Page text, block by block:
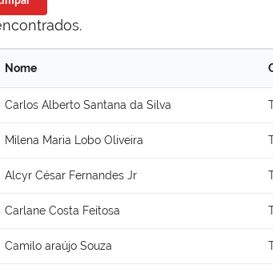
Nome
Carlos Alberto Santana da Silva
Milena Maria Lobo Oliveira
Alcyr César Fernandes Jr
Carlane Costa Feitosa
Camilo araújo Souza